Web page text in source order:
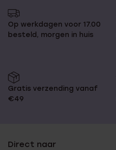
Op werkdagen voor 17.00
besteld, morgen in huis
Gratis verzending vanaf
€49
Direct naar